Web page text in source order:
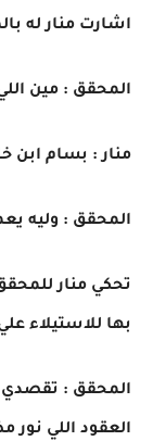
اشارت منار له
المحقق : مين
منار : بسام ابن
المحقق : وليه
تحكي منار
بها للاستيلاء
المحقق :
العقود اللي نور